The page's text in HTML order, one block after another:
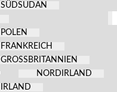
SÜDSUDAN
POLEN
FRANKREICH
GROSSBRITANNIEN
NORDIRLAND
IRLAND